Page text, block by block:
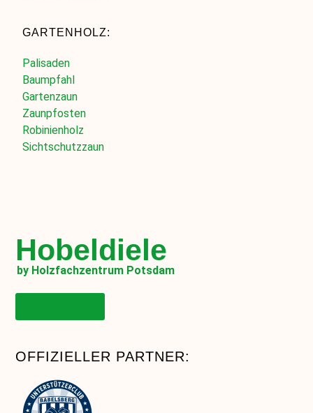
GARTENHOLZ:
Palisaden
Baumpfahl
Gartenzaun
Zaunpfosten
Robinienholz
Sichtschutzzaun
Hobeldiele
by Holzfachzentrum Potsdam
OFFIZIELLER PARTNER: